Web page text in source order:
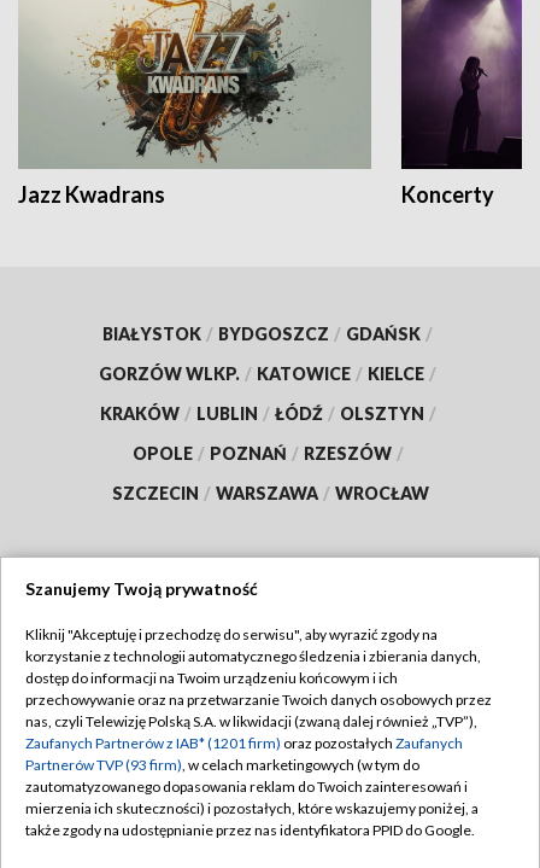
Jazz Kwadrans Koncerty
BIAŁYSTOK / BYDGOSZCZ / GDAŃSK /
GORZÓW WLKP. / KATOWICE / KIELCE /
KRAKÓW / LUBLIN / ŁÓDŹ / OLSZTYN /
OPOLE / POZNAŃ / RZESZÓW /
SZCZECIN / WARSZAWA / WROCŁAW
TVP
Abonament TVP
Emisja w TVP
Centrum informacji TVP
Naziemna Telewizja Cyfrowa
Regulamin TVP
Polityka prywatności
Moje zgody
Pomoc
Szanujemy Twoją prywatność
Kliknij "Akceptuję i przechodzę do serwisu", aby wyrazić zgody na
korzystanie z technologii automatycznego śledzenia i zbierania danych,
dostęp do informacji na Twoim urządzeniu końcowym i ich
przechowywanie oraz na przetwarzanie Twoich danych osobowych przez
nas, czyli Telewizję Polską S.A. w likwidacji (zwaną dalej również „TVP”),
Zaufanych Partnerów z IAB* (1201 firm) oraz pozostałych Zaufanych
Partnerów TVP (93 firm), w celach marketingowych (w tym do
zautomatyzowanego dopasowania reklam do Twoich zainteresowań i
mierzenia ich skuteczności) i pozostałych, które wskazujemy poniżej, a
także zgody na udostępnianie przez nas identyfikatora PPID do Google.